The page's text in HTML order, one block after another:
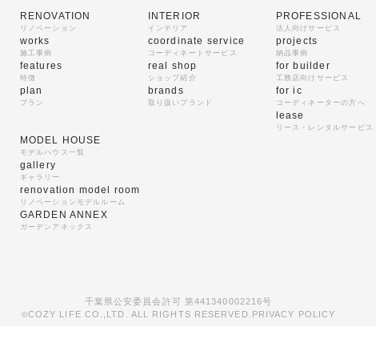
RENOVATION
リノベーション
works
施工事例
features
特徴
plan
プラン
INTERIOR
インテリア
coordinate service
コーディネートサービス
real shop
ショップ紹介
brands
取り扱いブランド
PROFESSIONAL
法人向けサービス
projects
納品事例
for builder
工務店向けサービス
for ic
コーディネーターの方へ
lease
リース・レンタルサービス
MODEL HOUSE
モデルハウス一覧
gallery
ギャラリー
renovation model room
リノベーションモデルルーム
GARDEN ANNEX
ガーデンアネックス
千葉県公安委員会許可 第441340002216号
©COZY LIFE CO.,LTD. ALL RIGHTS RESERVED. PRIVACY POLICY